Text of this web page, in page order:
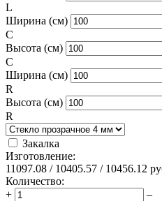
L
Ширина (см)
C
Высота (см)
C
Ширина (см)
R
Высота (см)
R
Закалка
Изготовление:
11097.08 / 10405.57 / 10456.12
Количество:
+
–